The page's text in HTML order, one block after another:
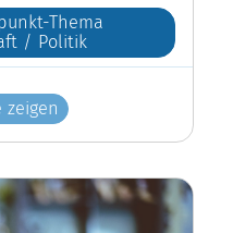
Thema
/ Politik
zeigen